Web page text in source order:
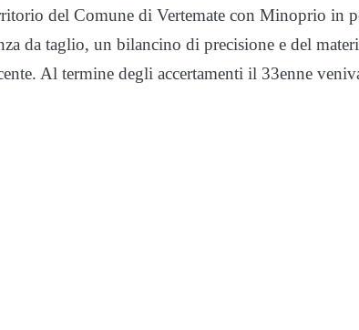
del Comune di Vertemate con Minoprio in
da taglio, un bilancino di precisione e del
Al termine degli accertamenti il 33enne